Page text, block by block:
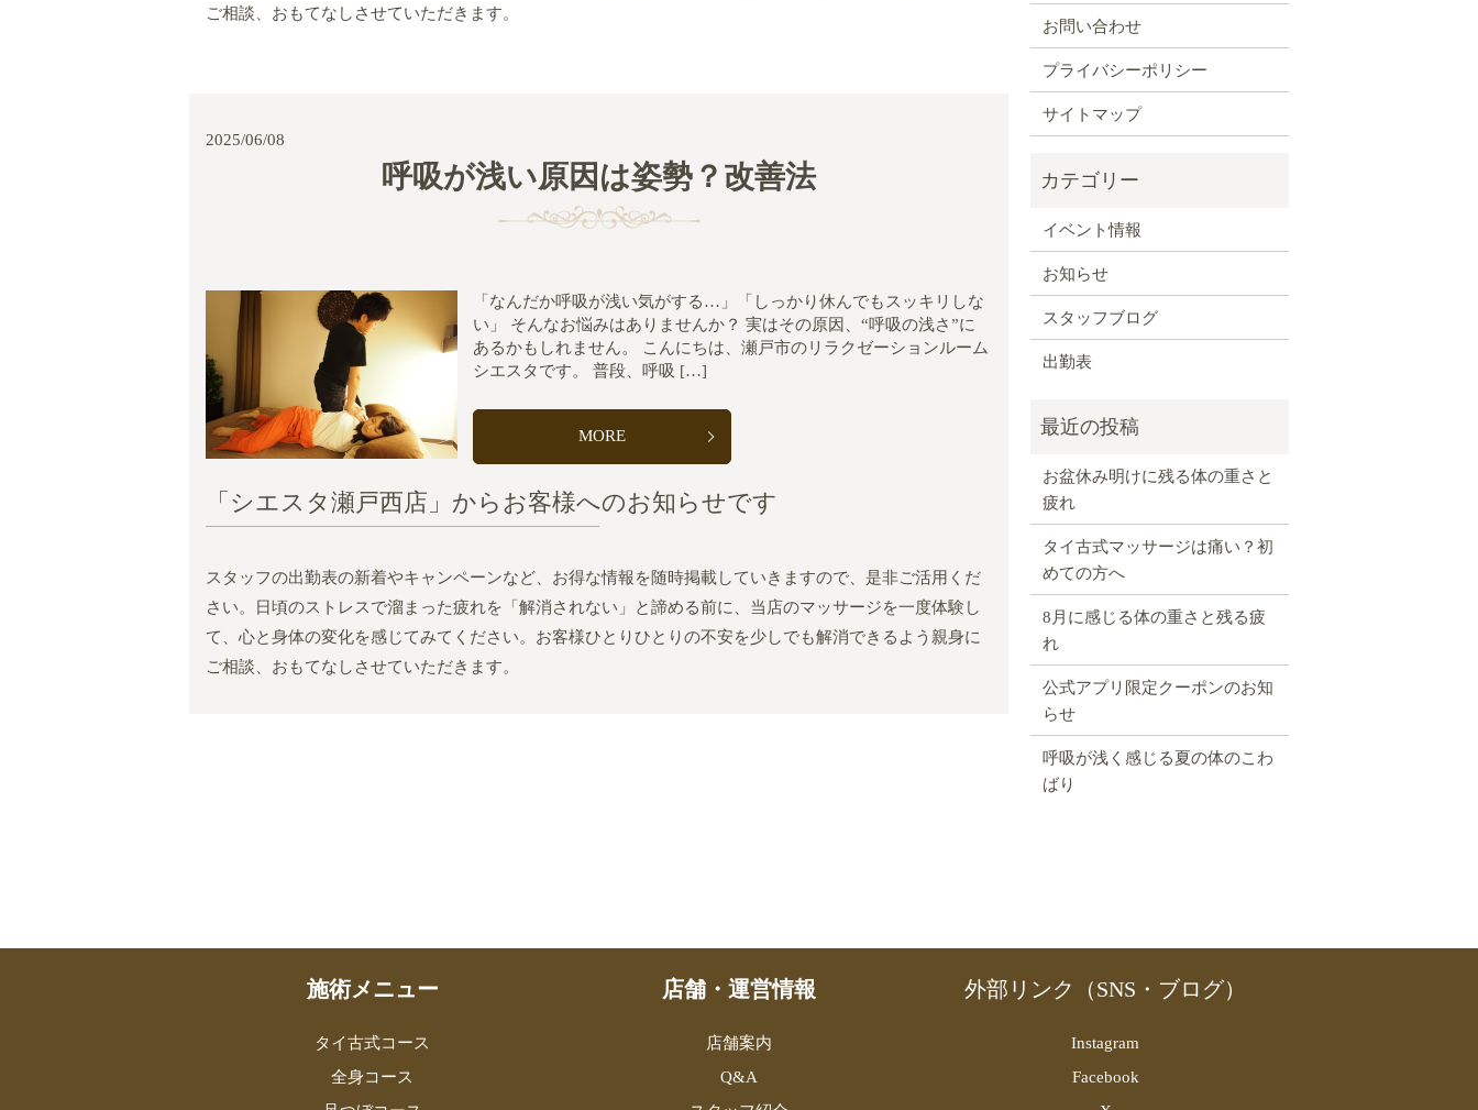
ご相談、おもてなしさせていただきます。
2025/06/08
呼吸が浅い原因は姿勢？改善法
「なんだか呼吸が浅い気がする…」「しっかり休んでもスッキリしな
い」 そんなお悩みはありませんか？ 実はその原因、“呼吸の浅さ”に
あるかもしれません。 こんにちは、瀬戸市のリラクゼーションルーム
シエスタです。 普段、呼吸 […]
MORE
「シエスタ瀬戸西店」からお客様へのお知らせです
スタッフの出勤表の新着やキャンペーンなど、お得な情報を随時掲載していきますので、是非ご活用くだ
さい。日頃のストレスで溜まった疲れを「解消されない」と諦める前に、当店のマッサージを一度体験し
て、心と身体の変化を感じてみてください。お客様ひとりひとりの不安を少しでも解消できるよう親身に
ご相談、おもてなしさせていただきます。
お問い合わせ
プライバシーポリシー
サイトマップ
イベント情報
お知らせ
スタッフブログ
出勤表
お盆休み明けに残る体の重さと
疲れ
タイ古式マッサージは痛い？初
めての方へ
8月に感じる体の重さと残る疲
れ
公式アプリ限定クーポンのお知
らせ
呼吸が浅く感じる夏の体のこわ
ばり
施術メニュー
タイ古式コース
全身コース
店舗・運営情報
店舗案内
Q&A
外部リンク（SNS・ブログ）
Instagram
Facebook